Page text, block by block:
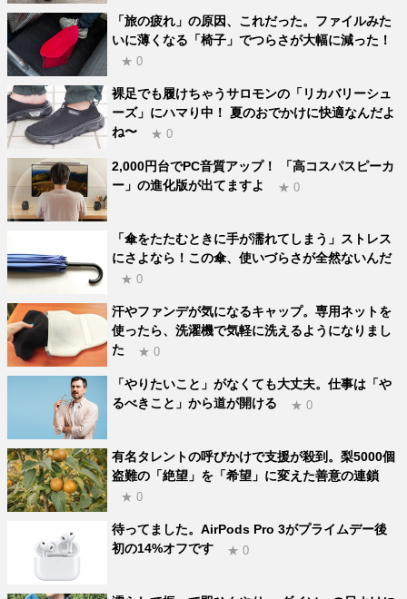
「旅の疲れ」の原因、これだった。ファイルみた
いに薄くなる「椅子」でつらさが大幅に減った！
★ 0
裸足でも履けちゃうサロモンの「リカバリーシュ
ーズ」にハマり中！ 夏のおでかけに快適なんだよ
ね〜
★ 0
2,000円台でPC音質アップ！ 「高コスパスピーカ
ー」の進化版が出てますよ
★ 0
「傘をたたむときに手が濡れてしまう」ストレス
にさよなら！この傘、使いづらさが全然ないんだ
★ 0
汗やファンデが気になるキャップ。専用ネットを
使ったら、洗濯機で気軽に洗えるようになりまし
た
★ 0
「やりたいこと」がなくても大丈夫。仕事は「や
るべきこと」から道が開ける
★ 0
有名タレントの呼びかけで支援が殺到。梨5000個
盗難の「絶望」を「希望」に変えた善意の連鎖
★ 0
待ってました。AirPods Pro 3がプライムデー後
初の14%オフです
★ 0